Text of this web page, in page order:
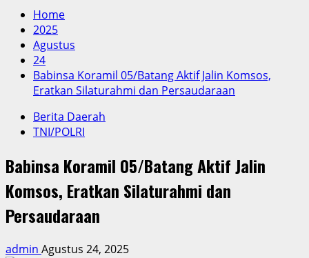
Home
2025
Agustus
24
Babinsa Koramil 05/Batang Aktif Jalin Komsos,
Eratkan Silaturahmi dan Persaudaraan
Berita Daerah
TNI/POLRI
Babinsa Koramil 05/Batang Aktif Jalin
Komsos, Eratkan Silaturahmi dan
Persaudaraan
admin Agustus 24, 2025